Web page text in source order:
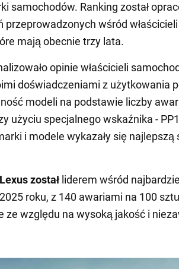
samochodów. Ranking został
przeprowadzonych wśród
mają obecnie trzy lata.
opinie właścicieli
doświadczeniami z użytkowania
modeli na podstawie liczby
użyciu specjalnego wskaźnika -
i modele wykazały się
Lexus został liderem wśród
roku, z 140 awariami na 100
ze względu na wysoką jakość i